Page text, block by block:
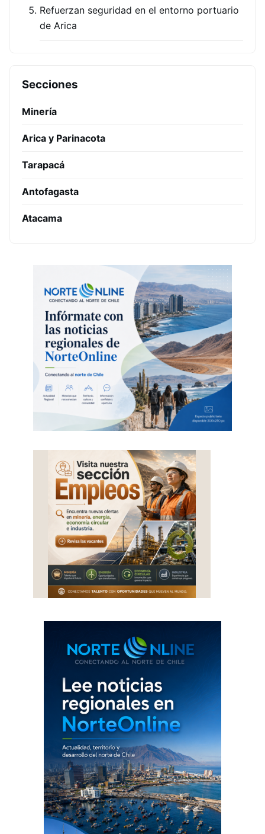
Refuerzan seguridad en el entorno portuario
de Arica
Secciones
Minería
Arica y Parinacota
Tarapacá
Antofagasta
Atacama